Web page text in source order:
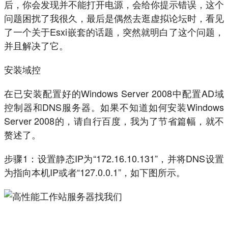
后，你会发现并不能打开电源，会给你提示错误，这个
问题困扰了我很久，最后是偶然去逛虚拟论坛时，看见
了一个关于Esxi嵌套的话题，突然就明白了这个问题，
并且解决了它。
安装域控
在已安装配置好的Windows Server 2008中配置AD域
控制器和DNS服务器。如果不知道如何安装Windows
Server 2008的，请自行百度，我为了节省篇幅，就不
赘述了。
步骤1：设置静态IP为“172.16.10.131”，并将DNS设置
为指向本机IP或者“127.0.0.1”，如下图所示。